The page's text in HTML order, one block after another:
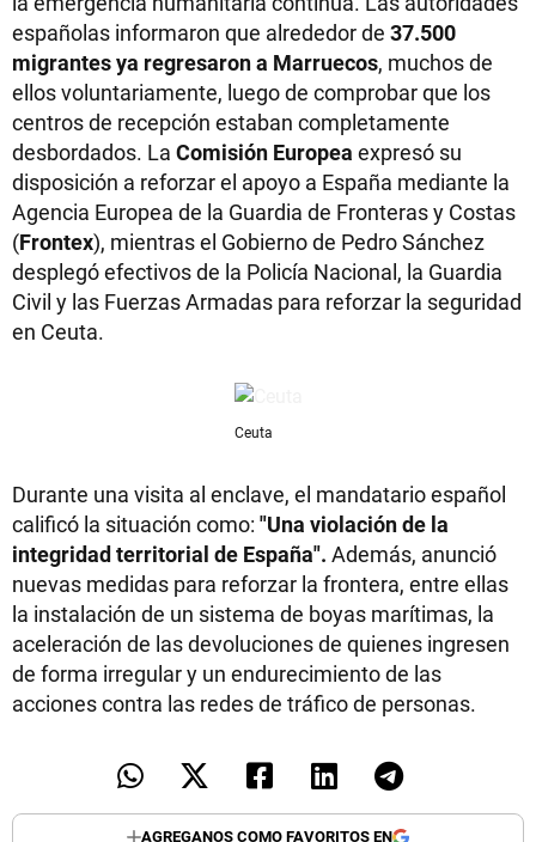
españolas informaron que alrededor de 37.500
migrantes ya regresaron a Marruecos, muchos de
ellos voluntariamente, luego de comprobar que los
centros de recepción estaban completamente
desbordados. La Comisión Europea expresó su
disposición a reforzar el apoyo a España mediante la
Agencia Europea de la Guardia de Fronteras y Costas
(Frontex), mientras el Gobierno de Pedro Sánchez
desplegó efectivos de la Policía Nacional, la Guardia
Civil y las Fuerzas Armadas para reforzar la seguridad
en Ceuta.
Ceuta
Durante una visita al enclave, el mandatario español
calificó la situación como: "Una violación de la
integridad territorial de España". Además, anunció
nuevas medidas para reforzar la frontera, entre ellas
la instalación de un sistema de boyas marítimas, la
aceleración de las devoluciones de quienes ingresen
de forma irregular y un endurecimiento de las
acciones contra las redes de tráfico de personas.
AGREGANOS COMO FAVORITOS EN